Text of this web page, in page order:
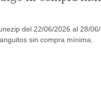
del 22/06/2026 al 28/
sin compra mínima.